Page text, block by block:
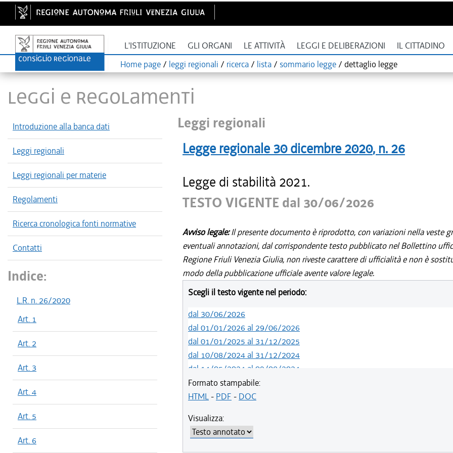
L'ISTITUZIONE GLI ORGANI LE ATTIVITÀ LEGGI E DELIBERAZIONI IL CITTADINO
Home page / leggi regionali / ricerca / lista / sommario legge / dettaglio legge
LEGGI E REGOLAMENTI
Introduzione alla banca dati
Leggi regionali
Leggi regionali per materie
Regolamenti
Ricerca cronologica fonti normative
Contatti
Indice:
L.R. n. 26/2020
Art. 1
Art. 2
Art. 3
Art. 4
Art. 5
Art. 6
Leggi regionali
Legge regionale 30 dicembre 2020, n. 26
Legge di stabilità 2021.
TESTO VIGENTE dal 30/06/2026
Avviso legale:Il presente documento è riprodotto, con variazioni nella veste
eventuali annotazioni, dal corrispondente testo pubblicato nel Bollettino
Regione Friuli Venezia Giulia, non riveste carattere di ufficialità e non è
modo della pubblicazione ufficiale avente valore legale.
Scegli il testo vigente nel periodo:
dal 30/06/2026
dal 01/01/2026 al 29/06/2026
dal 01/01/2025 al 31/12/2025
dal 10/08/2024 al 31/12/2024
dal 14/05/2024 al 09/08/2024
dal 01/01/2024 al 13/05/2024
dal 31/10/2023 al 31/12/2023
dal 07/03/2023 al 11/08/2023
dal 01/01/2023 al 06/03/2023
dal 09/08/2022 al 31/12/2022
Formato stampabile:
HTML- PDF - DOC
Visualizza: